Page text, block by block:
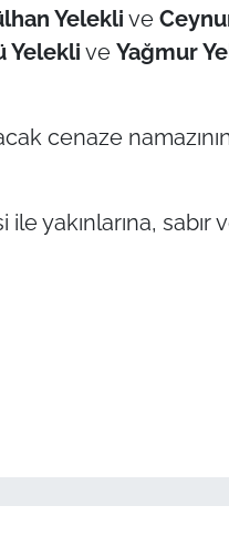
Yelekli ve
Yelekli ve Yağmur
cenaze
yakınlarına, sabır